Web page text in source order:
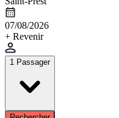
07/08/2026
+ Revenir
1 Passager